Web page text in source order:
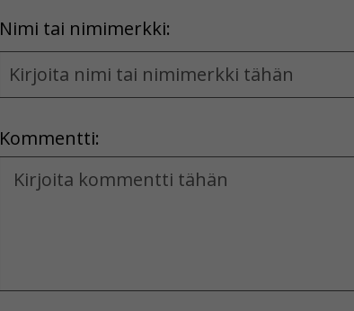
Nimi tai nimimerkki:
Name
and
Kommentti:
Kommentti